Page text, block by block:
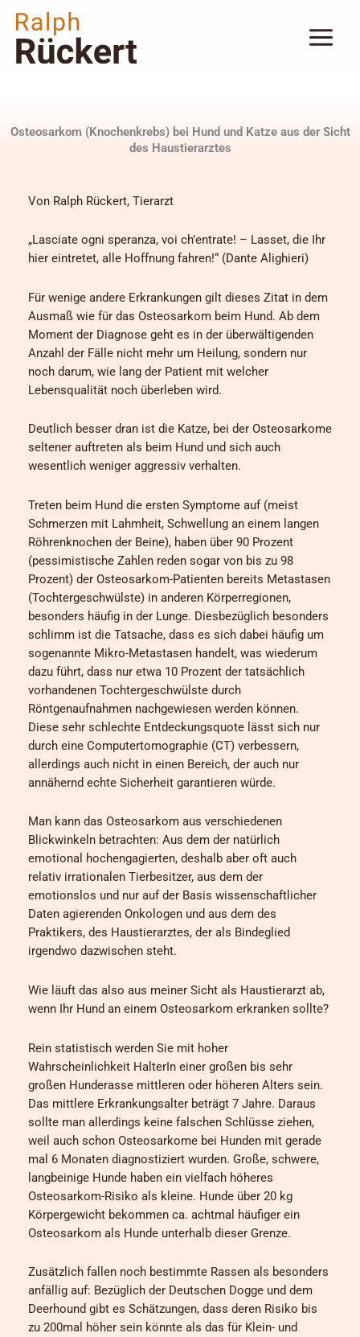
Inhalt
springen
Osteosarkom (Knochenkrebs) bei Hund und Katze aus der Sicht
des Haustierarztes
Von Ralph Rückert, Tierarzt
„Lasciate ogni speranza, voi ch’entrate! – Lasset, die Ihr
hier eintretet, alle Hoffnung fahren!“ (Dante Alighieri)
Für wenige andere Erkrankungen gilt dieses Zitat in dem
Ausmaß wie für das Osteosarkom beim Hund. Ab dem
Moment der Diagnose geht es in der überwältigenden
Anzahl der Fälle nicht mehr um Heilung, sondern nur
noch darum, wie lang der Patient mit welcher
Lebensqualität noch überleben wird.
Deutlich besser dran ist die Katze, bei der Osteosarkome
seltener auftreten als beim Hund und sich auch
wesentlich weniger aggressiv verhalten.
Treten beim Hund die ersten Symptome auf (meist
Schmerzen mit Lahmheit, Schwellung an einem langen
Röhrenknochen der Beine), haben über 90 Prozent
(pessimistische Zahlen reden sogar von bis zu 98
Prozent) der Osteosarkom-Patienten bereits Metastasen
(Tochtergeschwülste) in anderen Körperregionen,
besonders häufig in der Lunge. Diesbezüglich besonders
schlimm ist die Tatsache, dass es sich dabei häufig um
sogenannte Mikro-Metastasen handelt, was wiederum
dazu führt, dass nur etwa 10 Prozent der tatsächlich
vorhandenen Tochtergeschwülste durch
Röntgenaufnahmen nachgewiesen werden können.
Diese sehr schlechte Entdeckungsquote lässt sich nur
durch eine Computertomographie (CT) verbessern,
allerdings auch nicht in einen Bereich, der auch nur
annähernd echte Sicherheit garantieren würde.
Man kann das Osteosarkom aus verschiedenen
Blickwinkeln betrachten: Aus dem der natürlich
emotional hochengagierten, deshalb aber oft auch
relativ irrationalen Tierbesitzer, aus dem der
emotionslos und nur auf der Basis wissenschaftlicher
Daten agierenden Onkologen und aus dem des
Praktikers, des Haustierarztes, der als Bindeglied
irgendwo dazwischen steht.
Wie läuft das also aus meiner Sicht als Haustierarzt ab,
wenn Ihr Hund an einem Osteosarkom erkranken sollte?
Rein statistisch werden Sie mit hoher
Wahrscheinlichkeit HalterIn einer großen bis sehr
großen Hunderasse mittleren oder höheren Alters sein.
Das mittlere Erkrankungsalter beträgt 7 Jahre. Daraus
sollte man allerdings keine falschen Schlüsse ziehen,
weil auch schon Osteosarkome bei Hunden mit gerade
mal 6 Monaten diagnostiziert wurden. Große, schwere,
langbeinige Hunde haben ein vielfach höheres
Osteosarkom-Risiko als kleine. Hunde über 20 kg
Körpergewicht bekommen ca. achtmal häufiger ein
Osteosarkom als Hunde unterhalb dieser Grenze.
Zusätzlich fallen noch bestimmte Rassen als besonders
anfällig auf: Bezüglich der Deutschen Dogge und dem
Deerhound gibt es Schätzungen, dass deren Risiko bis
zu 200mal höher sein könnte als das für Klein- und